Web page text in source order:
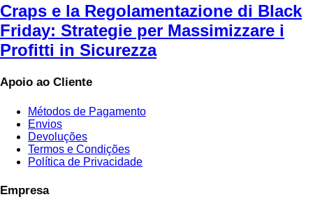
Craps e la Regolamentazione di Black
Friday: Strategie per Massimizzare i
Profitti in Sicurezza
Apoio ao Cliente
Métodos de Pagamento
Envios
Devoluções
Termos e Condições
Política de Privacidade
Empresa